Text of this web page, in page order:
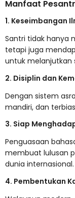
Manfaat
1. Keseimbangan
Santri tidak hanya
tetapi juga
untuk melanjutkan
2. Disiplin dan
Dengan sistem
mandiri, dan
3. Siap
Penguasaan
membuat lulusan
dunia internasional.
4. Pembentukan